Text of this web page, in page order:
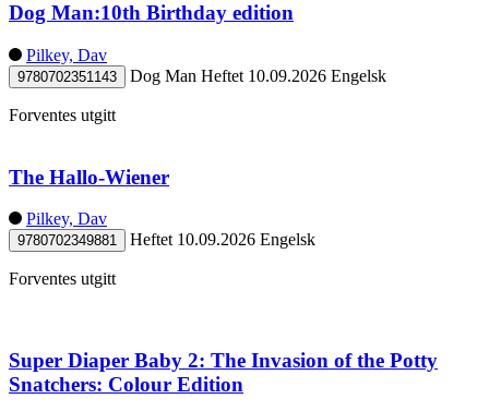
Dog Man:10th Birthday edition
Pilkey, Dav
9780702351143 Dog Man Heftet 10.09.2026 Engelsk
Forventes utgitt
The Hallo-Wiener
Pilkey, Dav
9780702349881 Heftet 10.09.2026 Engelsk
Forventes utgitt
Super Diaper Baby 2: The Invasion of the Potty
Snatchers: Colour Edition